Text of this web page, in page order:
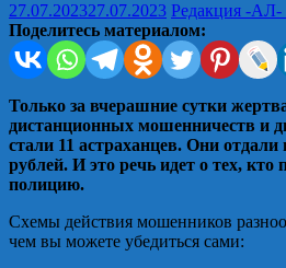
27.07.202327.07.2023 Редакция -АЛ-
Поделитесь материалом:
Только за вчерашние сутки
дистанционных мошенничеств и
стали 11 астраханцев. Они отдали
рублей. И это речь идет о тех,
полицию.
Схемы действия мошенников
чем вы можете убедиться сами: